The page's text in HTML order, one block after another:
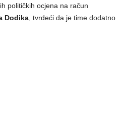
političkih ocjena na račun
Dodika, tvrdeći da je time dodatno